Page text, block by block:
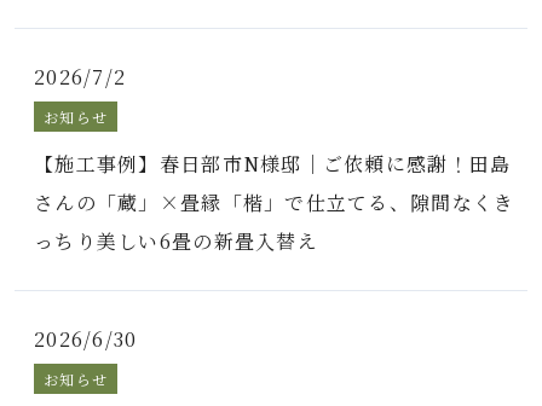
2026/7/2
お知らせ
【施工事例】春日部市N様邸｜ご依頼に感謝！田島
さんの「蔵」×畳縁「楷」で仕立てる、隙間なくき
っちり美しい6畳の新畳入替え
2026/6/30
お知らせ